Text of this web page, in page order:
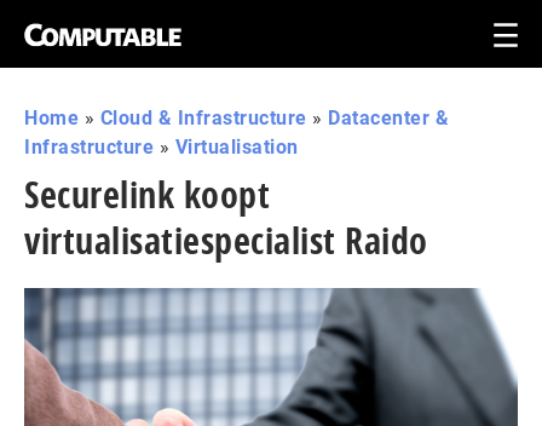
Home » Cloud & Infrastructure » Datacenter &
Infrastructure » Virtualisation
Securelink koopt
virtualisatiespecialist Raido